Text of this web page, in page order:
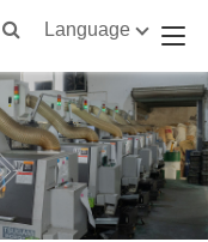
Language